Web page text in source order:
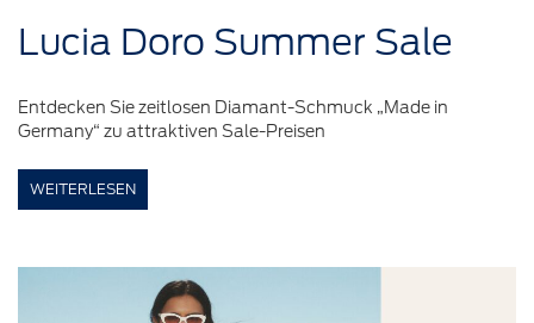
Lucia Doro Summer Sale
Entdecken Sie zeitlosen Diamant-Schmuck „Made in
Germany“ zu attraktiven Sale-Preisen
WEITERLESEN